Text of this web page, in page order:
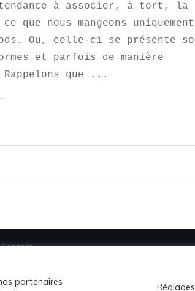
tendance à associer, à tort, la
que nous mangeons
Ou, celle-ci se présente
et parfois de manière
que
...
Contact
partenaires